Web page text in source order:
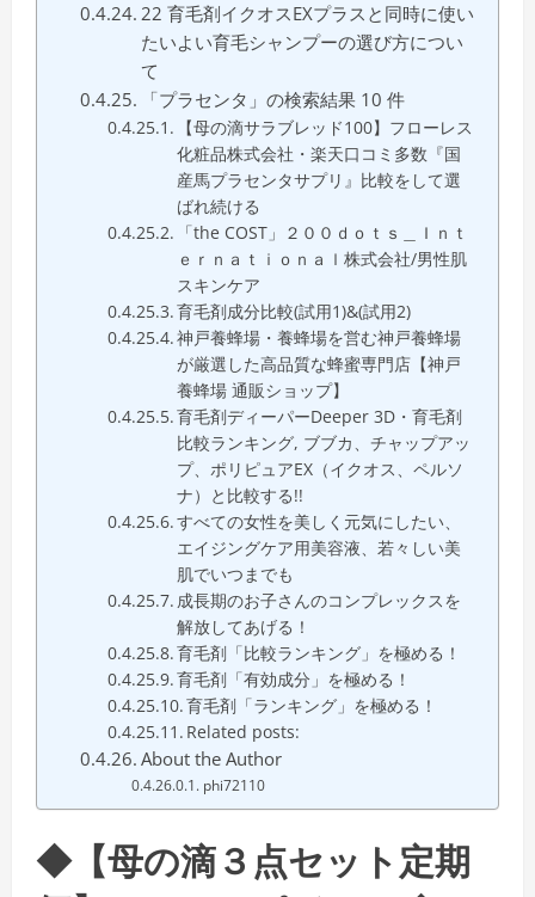
22 育毛剤イクオスEXプラスと同時に使い
たいよい育毛シャンプーの選び方につい
て
「プラセンタ」の検索結果 10 件
【母の滴サラブレッド100】フローレス
化粧品株式会社・楽天口コミ多数『国
産馬プラセンタサプリ』比較をして選
ばれ続ける
「the COST」２００ｄｏｔｓ＿Ｉｎｔ
ｅｒｎａｔｉｏｎａｌ株式会社/男性肌
スキンケア
育毛剤成分比較(試用1)&(試用2)
神戸養蜂場・養蜂場を営む神戸養蜂場
が厳選した高品質な蜂蜜専門店【神戸
養蜂場 通販ショップ】
育毛剤ディーパーDeeper 3D・育毛剤
比較ランキング, ブブカ、チャップアッ
プ、ポリピュアEX（イクオス、ペルソ
ナ）と比較する!!
すべての女性を美しく元気にしたい、
エイジングケア用美容液、若々しい美
肌でいつまでも
成長期のお子さんのコンプレックスを
解放してあげる！
育毛剤「比較ランキング」を極める！
育毛剤「有効成分」を極める！
育毛剤「ランキング」を極める！
Related posts:
About the Author
phi72110
◆【母の滴３点セット定期